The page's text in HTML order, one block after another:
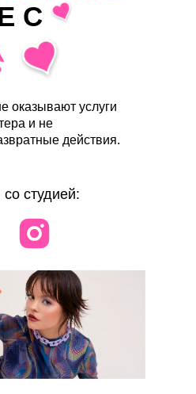
С
оказывают услуги
и не
действия.
студией: